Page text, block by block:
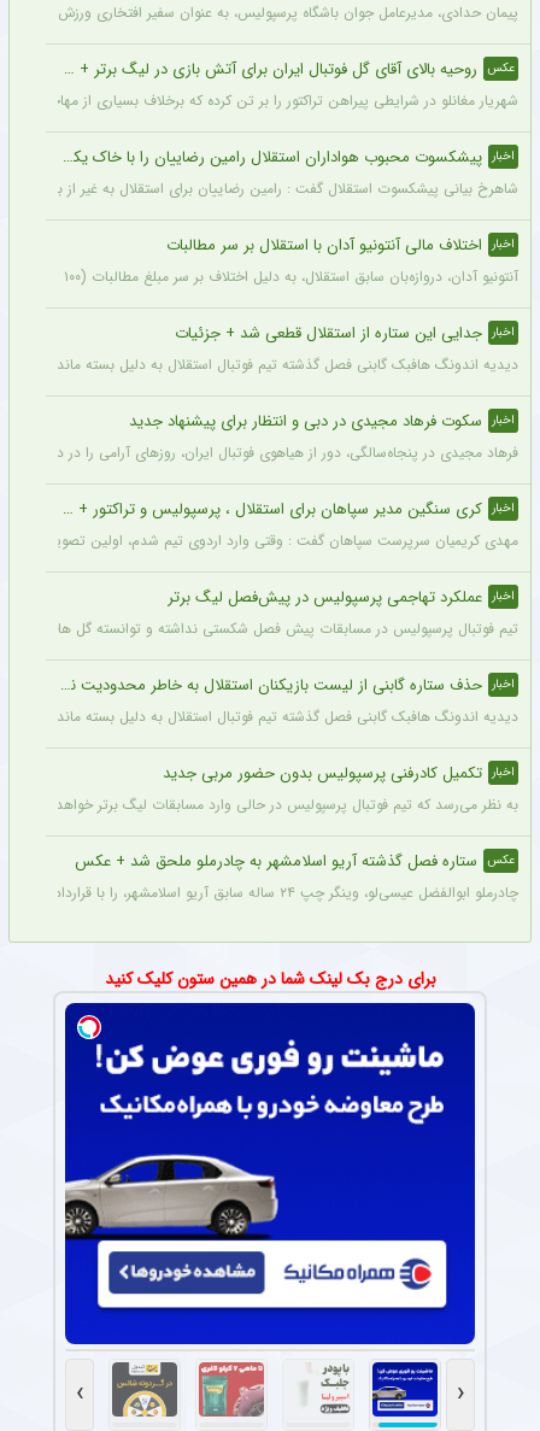
پیمان حدادی، مدیرعامل جوان باشگاه پرسپولیس، به عنوان سفیر افتخاری ورزش چوگان
عکس روحیه بالای آقای گل فوتبال ایران برای آتش بازی در لیگ برتر + عکس
شهریار مغانلو در شرایطی پیراهن تراکتور را بر تن کرده که برخلاف بسیاری از مهاجمان
اخبار پیشکسوت محبوب هواداران استقلال رامین رضاییان را با خاک یکسان کرد + جزئیات
شاهرخ بیانی پیشکسوت استقلال گفت : رامین رضاییان برای استقلال به غیر از بازار
اخبار اختلاف مالی آنتونیو آدان با استقلال بر سر مطالبات
آنتونیو آدان، دروازه‌بان سابق استقلال، به دلیل اختلاف بر سر مبلغ مطالبات (۱۰۰ تا ۲۰۰ هزار یورو) قصد شکایت از باشگاه را دارد.
اخبار جدایی این ستاره از استقلال قطعی شد + جزئیات
دیدیه اندونگ هافبک گابنی فصل گذشته تیم فوتبال استقلال به دلیل بسته ماندن پنجره
اخبار سکوت فرهاد مجیدی در دبی و انتظار برای پیشنهاد جدید
فرهاد مجیدی در پنجاه‌سالگی، دور از هیاهوی فوتبال ایران، روزهای آرامی را در دبی
اخبار کری سنگین مدیر سپاهان برای استقلال ، پرسپولیس و تراکتور + جزئیات
مهدی کریمیان سرپرست سپاهان گفت : وقتی وارد اردوی تیم شدم، اولین تصویری که در
اخبار عملکرد تهاجمی پرسپولیس در پیش‌فصل لیگ برتر
تیم فوتبال پرسپولیس در مسابقات پیش فصل شکستی نداشته و توانسته گل های زیادی
اخبار حذف ستاره گابنی از لیست بازیکنان استقلال به خاطر محدودیت نقل‌وانتقالاتی
دیدیه اندونگ هافبک گابنی فصل گذشته تیم فوتبال استقلال به دلیل بسته ماندن پنجره
اخبار تکمیل کادرفنی پرسپولیس بدون حضور مربی جدید
به نظر می‌رسد که تیم فوتبال پرسپولیس در حالی وارد مسابقات لیگ برتر خواهد شد که
عکس ستاره فصل گذشته آریو اسلامشهر به چادرملو ملحق شد + عکس
چادرملو ابوالفضل عیسی‌لو، وینگر چپ ۲۴ ساله سابق آریو اسلامشهر، را با قراردادی سه ساله جذب کرد.
برای درج بک لینک شما در همین ستون کلیک کنید
‹
›